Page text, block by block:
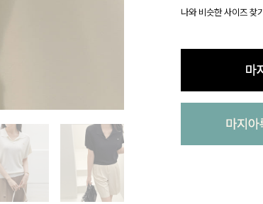
나와 비슷한 사이즈 찾기